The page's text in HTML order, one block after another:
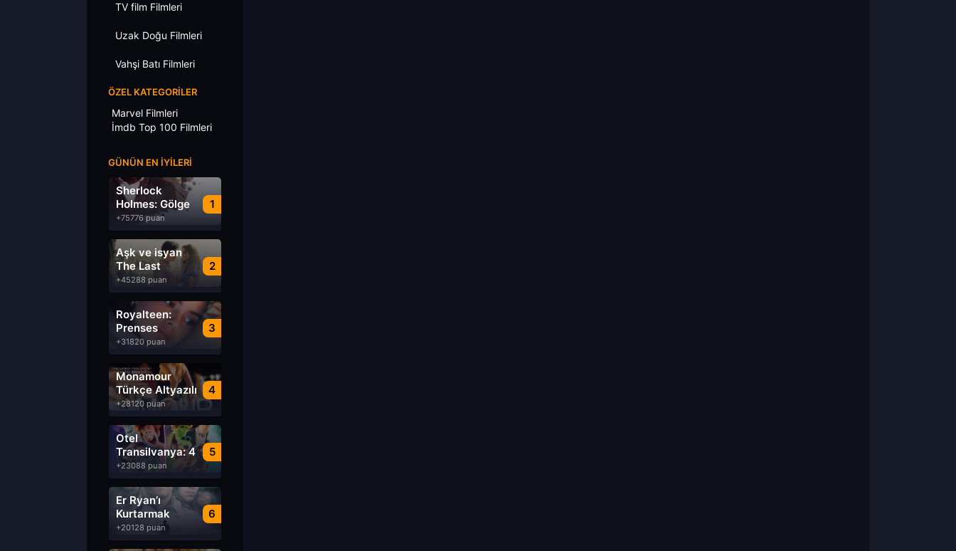
TV film Filmleri
Uzak Doğu Filmleri
Vahşi Batı Filmleri
ÖZEL KATEGORILER
Marvel Filmleri
İmdb Top 100 Filmleri
GÜNÜN EN İYILERI
1
Sherlock
Holmes: Gölge
Oyunları
+75776 puan
2
Aşk ve isyan
The Last
Parasido izle
+45288 puan
3
Royalteen:
Prenses
Margrethe izle
+31820 puan
4
Monamour
Türkçe Altyazılı
izle
+28120 puan
5
Otel
Transilvanya: 4
Transformanya
izle
+23088 puan
6
Er Ryan’ı
Kurtarmak
Saving Private
Ryan Türkçe
+20128 puan